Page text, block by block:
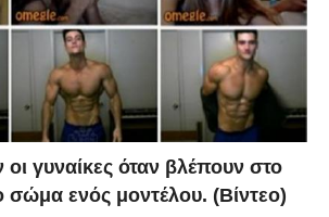
γυναίκες όταν βλέπουν στο
ενός μοντέλου. (Βίντεο)